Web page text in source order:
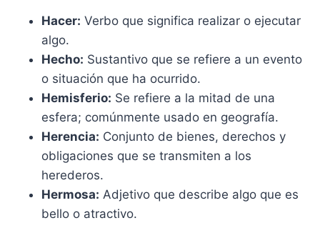
Hacer: Verbo que significa realizar o ejecutar
algo.
Hecho: Sustantivo que se refiere a un evento
o situación que ha ocurrido.
Hemisferio: Se refiere a la mitad de una
esfera; comúnmente usado en geografía.
Herencia: Conjunto de bienes, derechos y
obligaciones que se transmiten a los
herederos.
Hermosa: Adjetivo que describe algo que es
bello o atractivo.